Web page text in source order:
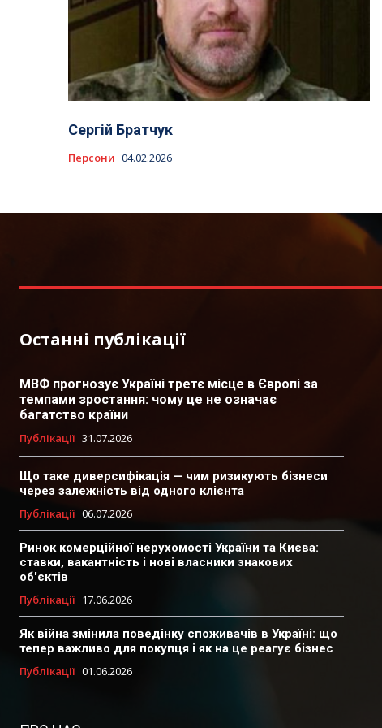
Сергій Братчук
Персони 04.02.2026
Останні публікації
МВФ прогнозує Україні третє місце в Європі за
темпами зростання: чому це не означає
багатство країни
Публікації 31.07.2026
Що таке диверсифікація — чим ризикують бізнеси
через залежність від одного клієнта
Публікації 06.07.2026
Ринок комерційної нерухомості України та Києва:
ставки, вакантність і нові власники знакових
об'єктів
Публікації 17.06.2026
Як війна змінила поведінку споживачів в Україні: що
тепер важливо для покупця і як на це реагує бізнес
Публікації 01.06.2026